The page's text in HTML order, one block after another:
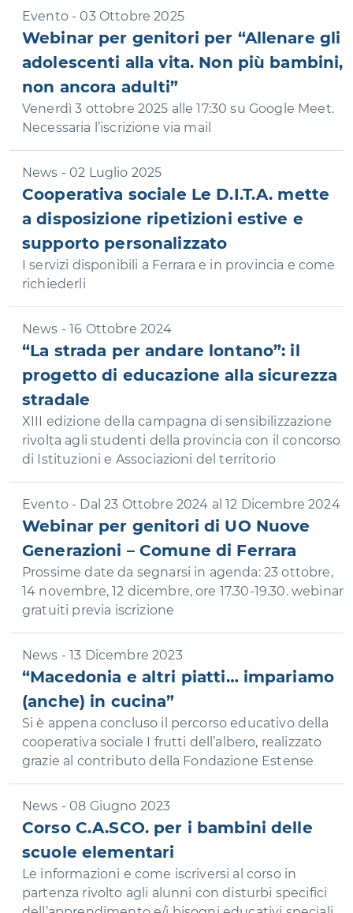
Evento - 03 Ottobre 2025
Webinar per genitori per “Allenare gli
adolescenti alla vita. Non più bambini,
non ancora adulti”
Venerdì 3 ottobre 2025 alle 17:30 su Google Meet.
Necessaria l’iscrizione via mail
News - 02 Luglio 2025
Cooperativa sociale Le D.I.T.A. mette
a disposizione ripetizioni estive e
supporto personalizzato
I servizi disponibili a Ferrara e in provincia e come
richiederli
News - 16 Ottobre 2024
“La strada per andare lontano”: il
progetto di educazione alla sicurezza
stradale
XIII edizione della campagna di sensibilizzazione
rivolta agli studenti della provincia con il concorso
di Istituzioni e Associazioni del territorio
Evento - Dal 23 Ottobre 2024 al 12 Dicembre 2024
Webinar per genitori di UO Nuove
Generazioni – Comune di Ferrara
Prossime date da segnarsi in agenda: 23 ottobre,
14 novembre, 12 dicembre, ore 17.30-19.30. webinar
gratuiti previa iscrizione
News - 13 Dicembre 2023
“Macedonia e altri piatti… impariamo
(anche) in cucina”
Si è appena concluso il percorso educativo della
cooperativa sociale I frutti dell’albero, realizzato
grazie al contributo della Fondazione Estense
News - 08 Giugno 2023
Corso C.A.SCO. per i bambini delle
scuole elementari
Le informazioni e come iscriversi al corso in
partenza rivolto agli alunni con disturbi specifici